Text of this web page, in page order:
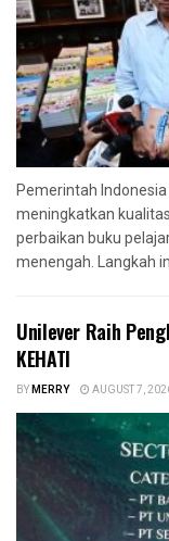
Pemerintah
meningkatkan
perbaikan buku
menengah. Langkah
Unilever Raih
KEHATI
BYMERRY AUGUST 7,